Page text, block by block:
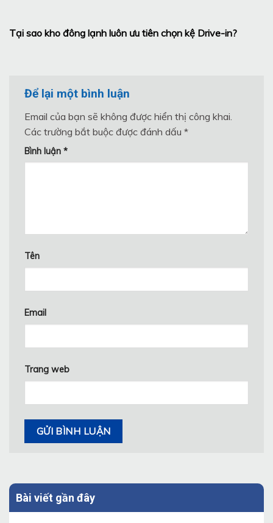
Bài viết gần đây
Tại sao kho đông lạnh luôn ưu tiên chọn kệ Drive-in?
Để lại một bình luận
Email của bạn sẽ không được hiển thị công khai.
Các trường bắt buộc được đánh dấu *
Bình luận *
Tên
Email
Trang web